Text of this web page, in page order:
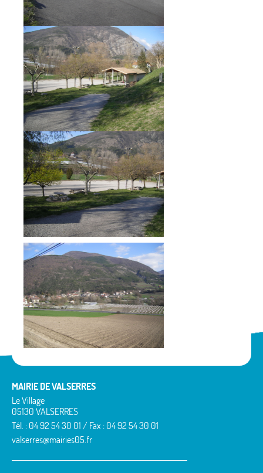
MAIRIE DE VALSERRES
Le Village
05130 VALSERRES
Tél. : 04 92 54 30 01 / Fax : 04 92 54 30 01
valserres@mairies05.fr